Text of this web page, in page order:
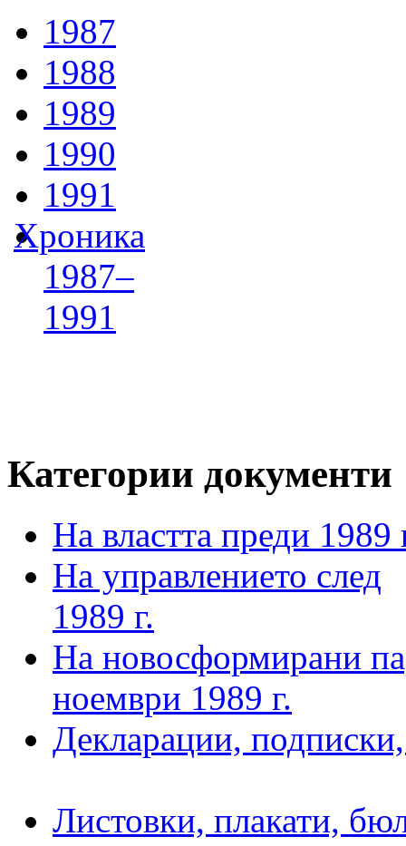
1987
1988
1989
1990
1991
Хроника
1987–
1991
Категории документи
На властта преди 1989
На управлението след
1989 г.
На новосформирани
ноември 1989 г.
Декларации,
Листовки, плакати,